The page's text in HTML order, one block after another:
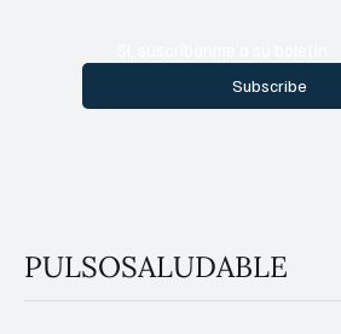
Subscribe
PULSOSALUDABLE